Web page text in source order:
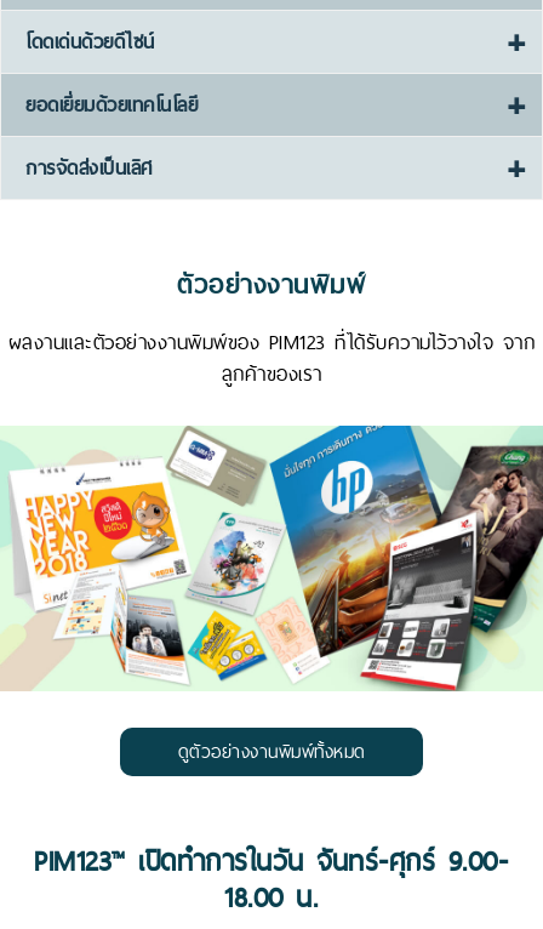
โดดเด่นด้วยดีไซน์
ยอดเยี่ยมด้วยเทคโนโลยี
การจัดส่งเป็นเลิศ
ตัวอย่างงานพิมพ์
ผลงานและตัวอย่างงานพิมพ์ของ PIM123 ที่ได้รับความไว้วางใจ จาก
ลูกค้าของเรา
ดูตัวอย่างงานพิมพ์ทั้งหมด
PIM123™ เปิดทำการในวัน จันทร์-ศุกร์ 9.00-
18.00 น.